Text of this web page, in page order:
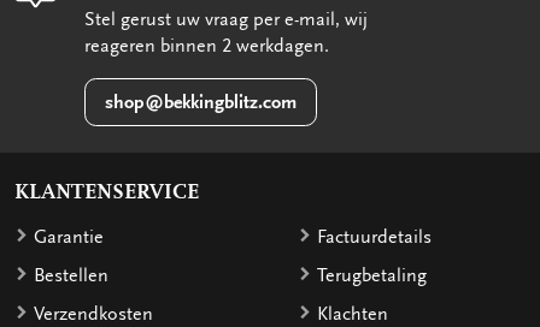
Stel gerust uw vraag per e-mail, wij
reageren binnen 2 werkdagen.
shop@bekkingblitz.com
KLANTENSERVICE
Garantie
Bestellen
Verzendkosten
Factuurdetails
Terugbetaling
Klachten